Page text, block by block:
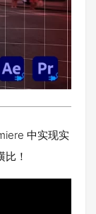
中实现实
！